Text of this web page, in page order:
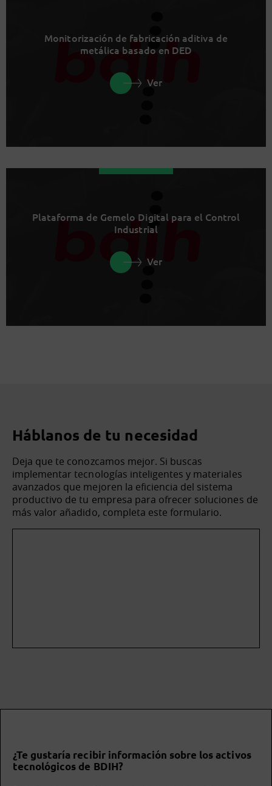
Monitorización de fabricación aditiva de
metálica basado en DED
Ver
Plataforma de Gemelo Digital para el Control
Industrial
Ver
Háblanos de tu necesidad
Deja que te conozcamos mejor. Si buscas
implementar tecnologías inteligentes y materiales
avanzados que mejoren la eficiencia del sistema
productivo de tu empresa para ofrecer soluciones de
más valor añadido, completa este formulario.
¿Te gustaría recibir información sobre los activos
tecnológicos de BDIH?